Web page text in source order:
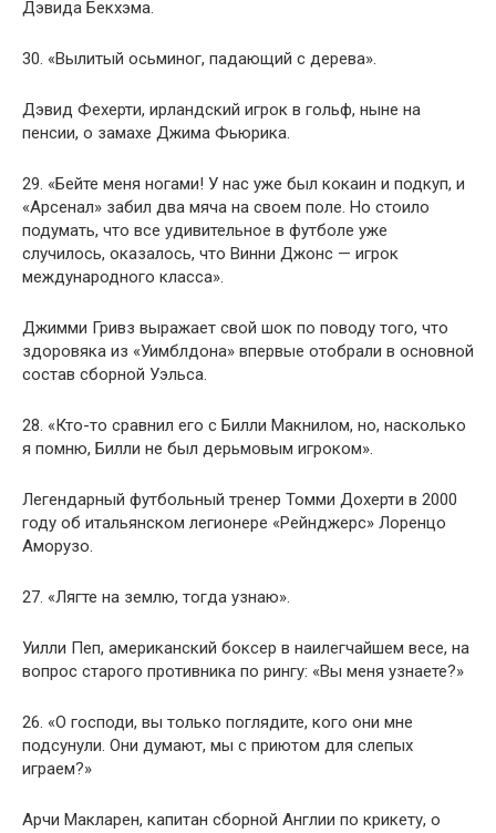
Дэвида Бекхэма.
30. «Вылитый осьминог, падающий с дерева».
Дэвид Фехерти, ирландский игрок в гольф, ныне на
пенсии, о замахе Джима Фьюрика.
29. «Бейте меня ногами! У нас уже был кокаин и подкуп, и
«Арсенал» забил два мяча на своем поле. Но стоило
подумать, что все удивительное в футболе уже
случилось, оказалось, что Винни Джонс — игрок
международного класса».
Джимми Гривз выражает свой шок по поводу того, что
здоровяка из «Уимблдона» впервые отобрали в основной
состав сборной Уэльса.
28. «Кто-то сравнил его с Билли Макнилом, но, насколько
я помню, Билли не был дерьмовым игроком».
Легендарный футбольный тренер Томми Дохерти в 2000
году об итальянском легионере «Рейнджерс» Лоренцо
Аморузо.
27. «Лягте на землю, тогда узнаю».
Уилли Пеп, американский боксер в наилегчайшем весе, на
вопрос старого противника по рингу: «Вы меня узнаете?»
26. «О господи, вы только поглядите, кого они мне
подсунули. Они думают, мы с приютом для слепых
играем?»
Арчи Макларен, капитан сборной Англии по крикету, о